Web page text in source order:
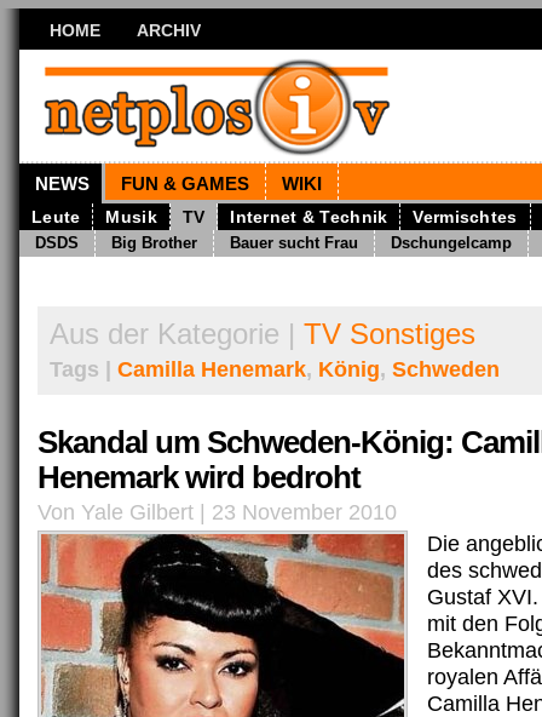
HOME ARCHIV
NEWS FUN & GAMES WIKI
Leute Musik TV Internet & Technik Vermischtes
DSDS Big Brother Bauer sucht Frau Dschungelcamp
Aus der Kategorie | TV Sonstiges
Tags | Camilla Henemark, König, Schweden
Skandal um Schweden-König:
Henemark wird bedroht
Von Yale Gilbert | 23 November 2010
Die
des
Gustaf
mit den
royalen
Camilla